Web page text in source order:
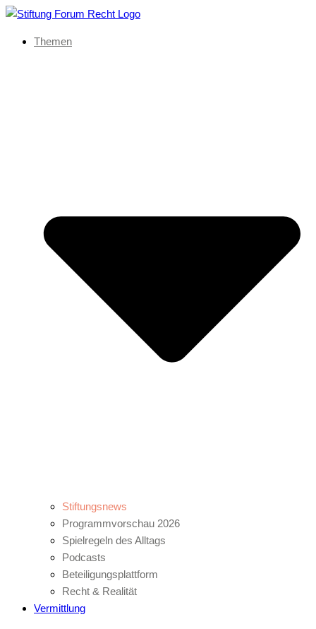
Themen
Stiftungsnews
Programmvorschau 2026
Spielregeln des Alltags
Podcasts
Beteiligungsplattform
Recht & Realität
Vermittlung